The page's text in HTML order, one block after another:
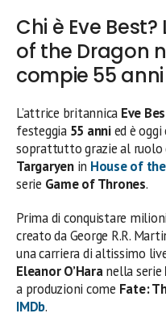
Chi è Eve
of the Dragon
compie 55 anni
L’attrice britannica Eve
festeggia 55 annied è oggi
soprattutto grazie al ruolo
Targaryenin House of
serie Game of Thrones.
Prima di conquistare
creato da George R.R.
una carriera di altissimo
Eleanor O’Haranella serie
a produzioni come Fate:
IMDb.